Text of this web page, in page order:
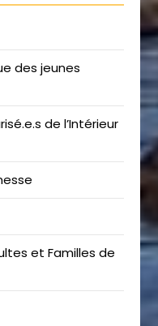
des jeunes
de l’Intérieur
et Familles de